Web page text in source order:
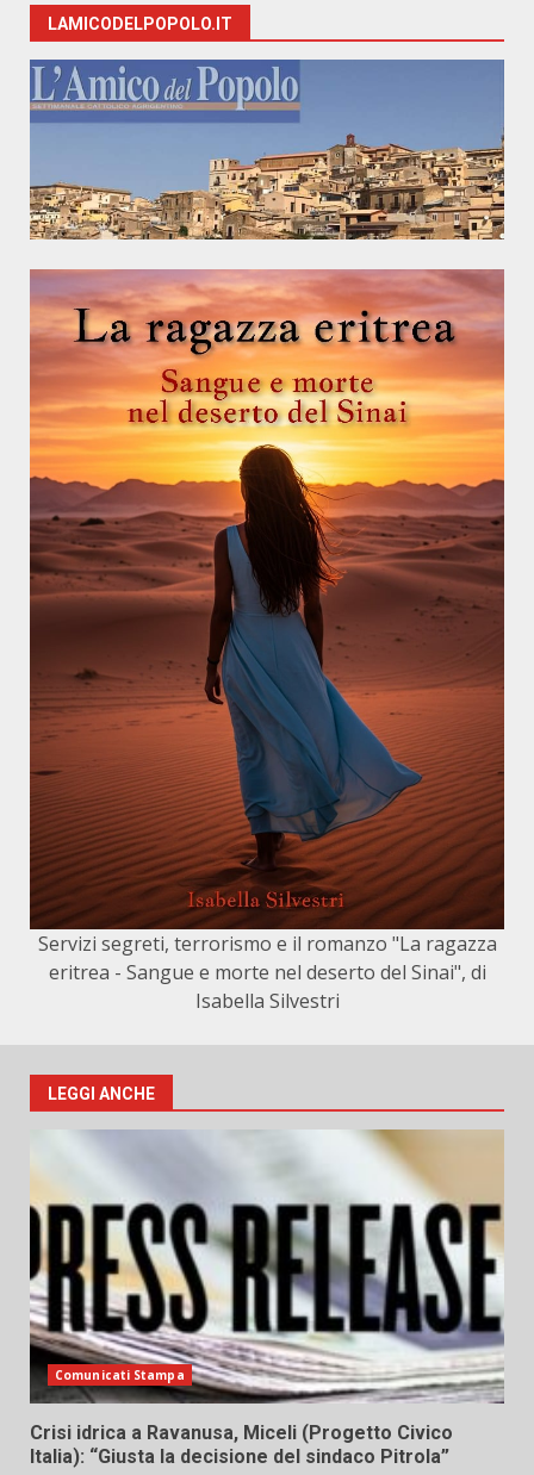
LAMICODELPOPOLO.IT
Servizi segreti, terrorismo e il romanzo "La ragazza
eritrea - Sangue e morte nel deserto del Sinai", di
Isabella Silvestri
LEGGI ANCHE
Comunicati Stampa
Crisi idrica a Ravanusa, Miceli (Progetto Civico
Italia): “Giusta la decisione del sindaco Pitrola”